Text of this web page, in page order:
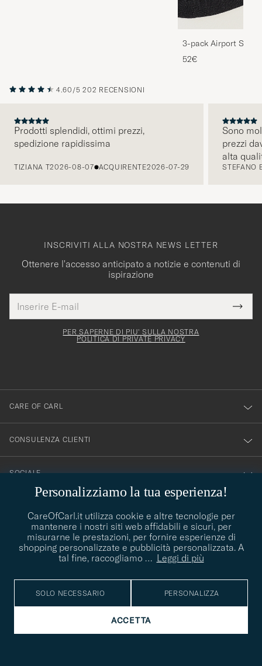
3-pack Airport
Melange
52€
PRECEDENTE
4.60/5 202 RECENSIONI
Prodotti splendidi, ottimi prezzi,
spedizione rapidissima
TIZIANA T2026-08-07 ACQUIRENTE2026-07-29
Sono
prezzi
alta
STEFANO
Personalizziamo la tua esperienza!
CareOfCarl.it utilizza cookie e altre tecnologie per
mantenere i nostri siti web affidabili e sicuri, per
misurarne le prestazioni, per fornire esperienze di
shopping personalizzate e pubblicità personalizzata. A
tal fine, raccogliamo … Leggi di più
SOLO NECESSARIO PERSONALIZZA
ACCETTA
INSCRIVITI ALLA NOSTRA NEWS LETTER
Ottenere l'accesso anticipato a notizie e contenuti di
ispirazione
E-
mail
Grazie
per
PER SAPERNE DI PIU' SULLA NOSTRA
POLITICA DI PRIVATE PRIVACY
CARE OF CARL
CONSULENZA CLIENTI
SOCIALE
contact@careofcarl.com
CONSIGLI DI STILE
CONSIGLI DI STILE